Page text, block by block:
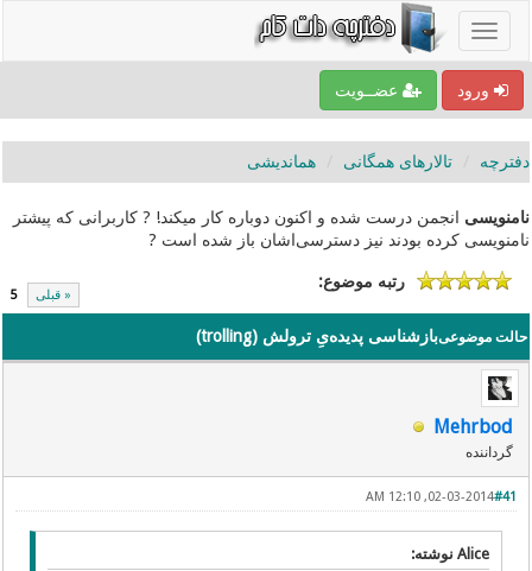
ورود عضــویت
دفترچه تالارهای همگانی هماندیشی
نامنویسی انجمن درست شده و اکنون دوباره کار میکند! ? کاربرانی که پیشتر
نامنویسی کرده بودند نیز دسترسی‌اشان باز شده است ?
« قبلی 5
رتبه موضوع:
حالت موضوعیبازشناسی پدیده‌یِ ترولش (trolling)
Mehrbod
گرداننده
#41
02-03-2014, 12:10 AM
Alice نوشته: